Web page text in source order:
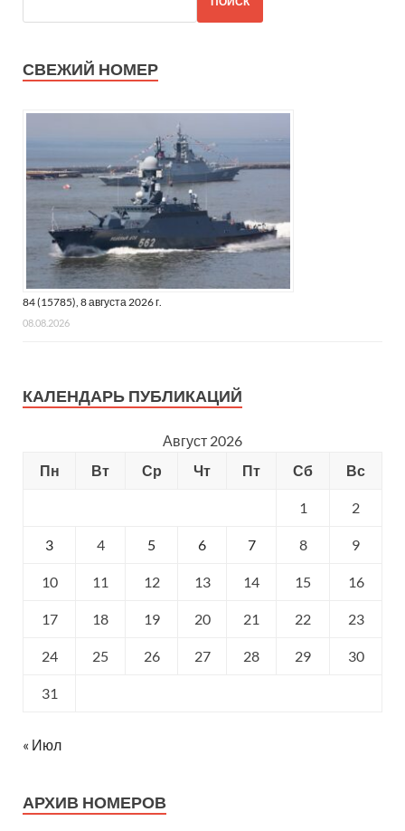
СВЕЖИЙ НОМЕР
84 (15785), 8 августа 2026 г.
08.08.2026
КАЛЕНДАРЬ ПУБЛИКАЦИЙ
Август 2026
Пн
Вт Ср Чт Пт Сб Вс
1 2
3 4 5 6 7 8 9
10 11 12 13 14 15 16
17 18 19 20 21 22 23
24 25 26 27 28 29 30
31
« Июл
АРХИВ НОМЕРОВ